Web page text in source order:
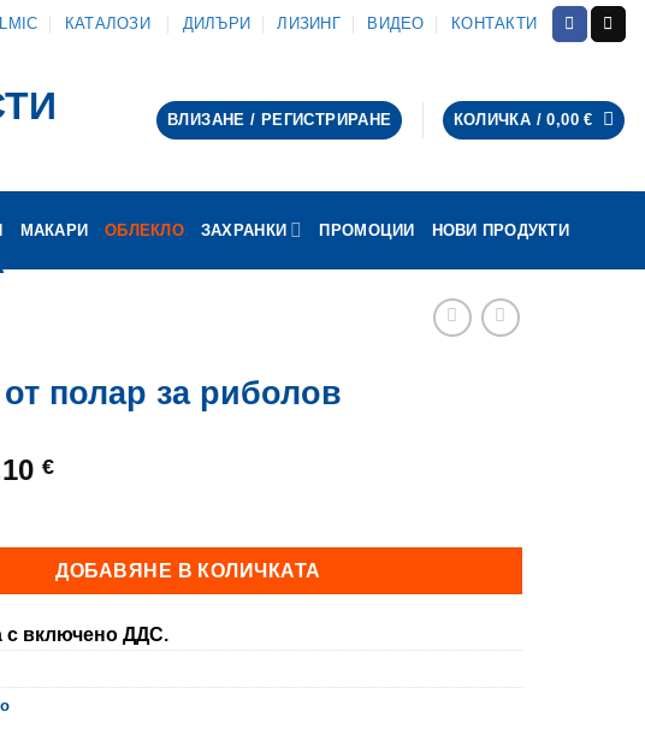
КАТАЛОЗИ ДИЛЪРИ ЛИЗИНГ ВИДЕО КОНТАКТИ
ВЛИЗАНЕ / РЕГИСТРИРАНЕ КОЛИЧКА /0,00€
МАКАРИ ОБЛЕКЛО ЗАХРАНКИ ПРОМОЦИИ НОВИ ПРОДУКТИ
полар за риболов
€.
€Текущата
28,10 €.
от полар за риболов
ДОБАВЯНЕ В КОЛИЧКАТА
с включено ДДС.